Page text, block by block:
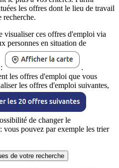
les offres dont le lieu de travail
recherche.
visualiser ces offres d'emploi via
personnes en situation de
.
les offres d'emploi que vous
les offres d'emploi suivantes,
de changer le
vous pouvez par exemple les trier
de votre recherche